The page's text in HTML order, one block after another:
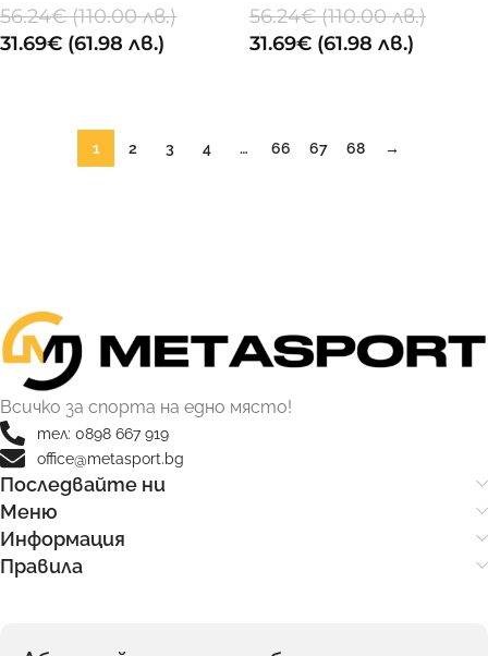
56.24€(110.00 лв.)
31.69€ (61.98 лв.)
56.24€(110.00 лв.)
31.69€ (61.98 лв.)
1 2 3 4 … 66 67 68 →
Всичко за спорта на едно място!
тел: 0898 667 919
office@metasport.bg
Последвайте ни
Меню
Информация
Правила